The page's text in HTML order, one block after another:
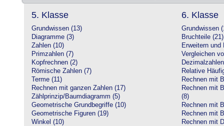
5. Klasse
Grundwissen (13)
Diagramme (3)
Zahlen (10)
Primzahlen (7)
Kopfrechnen (2)
Römische Zahlen (7)
Terme (11)
Rechnen mit ganzen Zahlen (17)
Zählprinzip/Baumdiagramm (5)
Geometrische Grundbegriffe (10)
Geometrische Figuren (19)
Winkel (10)
6. Klasse
Grundwissen
Bruchteile (21)
Erweitern und
Vergleichen
Relative
Rechnen mit
Rechnen mit
(8)
Rechnen mit
Rechnen mit
Rechnen mit